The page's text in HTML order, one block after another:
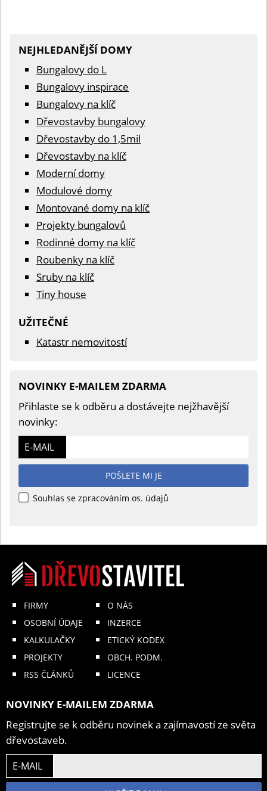
NEJHLEDANĚJŠÍ DOMY
Bungalovy do L
Bungalovy inspirace
Bungalovy na klíč
Dřevostavby bungalovy
Dřevostavby do 1,5mil
Dřevostavby na klíč
Moderní domy
Modulové domy
Montované domy na klíč
Projekty bungalovů
Rodinné domy na klíč
Roubenky na klíč
Sruby na klíč
Tiny house
UŽITEČNÉ
Katastr nemovitostí
NOVINKY E-MAILEM ZDARMA
Přihlaste se k odběru a dostávejte nejžhavější
novinky:
E-MAIL
POŠLETE MI JE
Souhlas se zpracováním os. údajů
FIRMY
OSOBNÍ ÚDAJE
KALKULAČKY
PROJEKTY
RSS ČLÁNKŮ
O NÁS
INZERCE
ETICKÝ KODEX
OBCH. PODM.
LICENCE
NOVINKY E-MAILEM ZDARMA
Registrujte se k odběru novinek a zajímavostí ze světa
dřevostaveb.
E-MAIL